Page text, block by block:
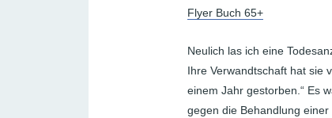
Flyer Buch 65+
Neulich las ich eine
Ihre Verwandtschaft hat sie
einem Jahr gestorben.“ Es
gegen die Behandlung